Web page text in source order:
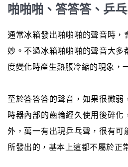
啪啪啪、答答答、乒
通常冰箱發出啪啪啪的聲音時，
妙。不過冰箱啪啪啪的聲音大多
度變化時產生熱脹冷縮的現象，
至於答答答的聲音，如果很微弱
時器內部的齒輪經久使用後碎化
外，萬一有出現乒乓聲，很有可
所發出的，基本上這都不屬於正